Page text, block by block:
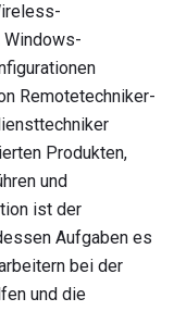
Windows-
Remotetechniker-
Produkten,
und
ist der
Aufgaben es
bei der
und die